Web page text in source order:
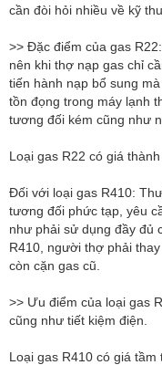
cần đòi hỏi nhiều về kỹ
>> Đặc điểm của gas
nên khi thợ nạp gas chỉ
tiến hành nạp bổ sung
tồn đọng trong máy lạnh
tương đối kém cũng như
Loại gas R22 có giá
Đối với loại gas R410:
tương đối phức tạp, yêu
như phải sử dụng đầy đủ
R410, người thợ phải
còn cặn gas cũ.
>> Ưu điểm của loại gas
cũng như tiết kiệm điện.
​​Loại gas R410 có giá tầm